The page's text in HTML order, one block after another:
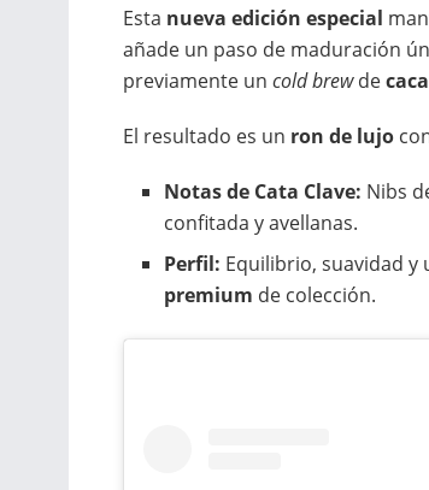
Esta nueva edición especial
añade un paso de maduración
previamente un cold brewde
El resultado es un ron de lujo
Notas de Cata Clave: Nibs
confitada y avellanas.
Perfil: Equilibrio, suavidad
premium de colección.